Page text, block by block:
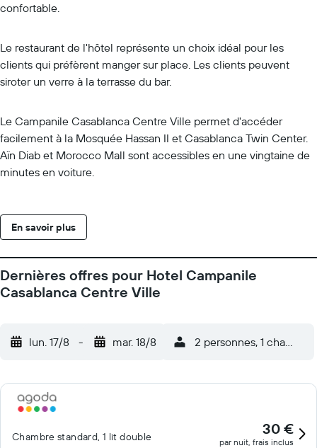
confortable.
Le restaurant de l'hôtel représente un choix idéal pour les
clients qui préfèrent manger sur place. Les clients peuvent
siroter un verre à la terrasse du bar.
Le Campanile Casablanca Centre Ville permet d'accéder
facilement à la Mosquée Hassan II et Casablanca Twin Center.
Aïn Diab et Morocco Mall sont accessibles en une vingtaine de
minutes en voiture.
En savoir plus
Dernières offres pour Hotel Campanile
Casablanca Centre Ville
lun. 17/8 - mar. 18/8 2 personnes, 1 chambre
Chambre standard, 1 lit double 30 €
par nuit, frais inclus